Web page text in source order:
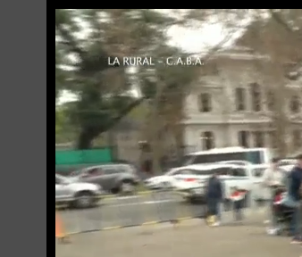
YUYITO A LA TARDE
EMPRENDI2
LONGOBARDI
QUÉ TE PASA
EL OLIVO BLANCO
TU LUGAR IDEAL
CHICHE EN VIVO